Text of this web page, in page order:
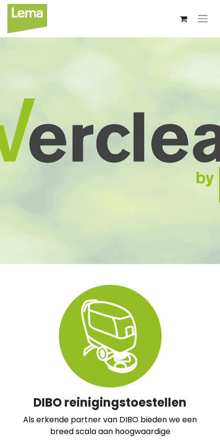
DIBO reinigingstoestellen
Als erkende partner van DIBO bieden we een
breed scala aan hoogwaardige